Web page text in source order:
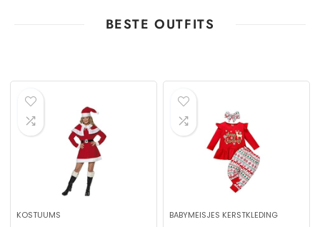
BESTE OUTFITS
KOSTUUMS BABYMEISJES KERSTKLEDING